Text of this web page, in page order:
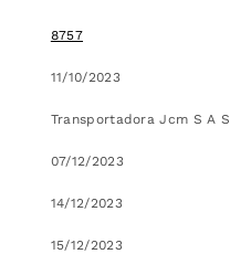
8757
11/10/2023
Transportadora Jcm S A S
07/12/2023
14/12/2023
15/12/2023